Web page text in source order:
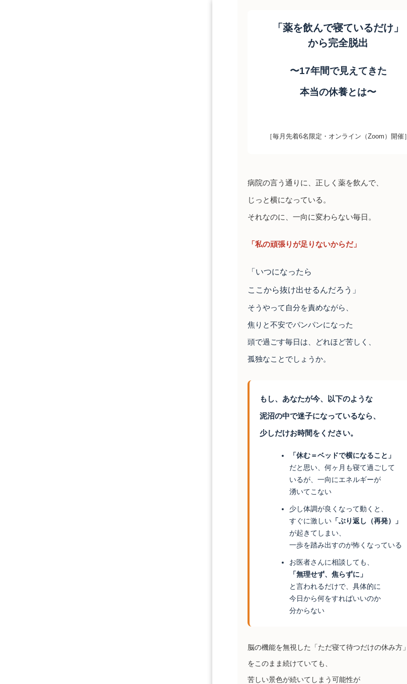
「薬を飲んで寝ているだけ」
から完全脱出
〜17年間で見えてきた
本当の休養とは〜
［毎月先着6名限定・オンライン（Zoom）開催］
病院の言う通りに、正しく薬を飲んで、
じっと横になっている。
それなのに、一向に変わらない毎日。
「私の頑張りが足りないからだ」
「いつになったら
ここから抜け出せるんだろう」
そうやって自分を責めながら、
焦りと不安でパンパンになった
頭で過ごす毎日は、どれほど苦しく、
孤独なことでしょうか。
もし、あなたが今、以下のような
泥沼の中で迷子になっているなら、
少しだけお時間をください。
「休む＝ベッドで横になること」
だと思い、何ヶ月も寝て過ごして
いるが、一向にエネルギーが
湧いてこない
少し体調が良くなって動くと、
すぐに激しい 「ぶり返し（再発）」
が起きてしまい、
一歩を踏み出すのが怖くなっている
お医者さんに相談しても、
「無理せず、焦らずに」
と言われるだけで、具体的に
今日から何をすればいいのか
分からない
脳の機能を無視した「ただ寝て待つだけの休み方」
をこのまま続けていても、
苦しい景色が続いてしまう可能性が